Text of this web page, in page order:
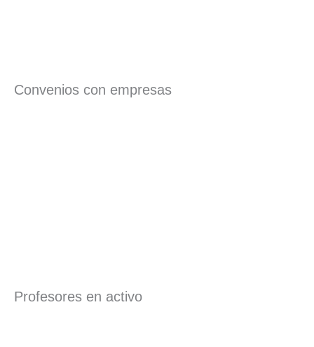
Convenios con empresas
Profesores en activo